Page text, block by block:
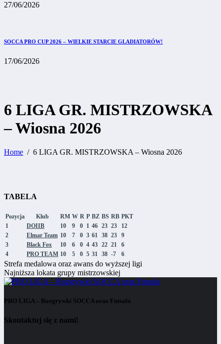
27/06/2026
SOCCA PRO CUP 2026 – WIELKIE STARCIE GLADIATORÓW!
17/06/2026
6 LIGA GR. MISTRZOWSKA
– Wiosna 2026
Home 6 LIGA GR. MISTRZOWSKA – Wiosna 2026
TABELA
Pozycja Klub RM W R P BZ BS RB PKT
1
DOIIB 10 9 0 1 46 23 23
12
2
Elmar Team 10 7 0 3 61 38 23
9
3
Black Fox 10 6 0 4 43 22 21
6
4
PRO TEAM 10 5 0 5 31 38 -7 6
Strefa medalowa oraz awans do wyższej ligi
Najniższa lokata grupy mistrzowskiej
PRO LIGA – Rozgrywki SOCCA oraz Futsalu
Skontaktuj się z nami!